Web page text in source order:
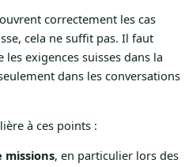
correctement les cas
cela ne suffit pas. Il faut
exigences suisses dans la
dans les conversations
à ces points :
missions, en particulier lors des